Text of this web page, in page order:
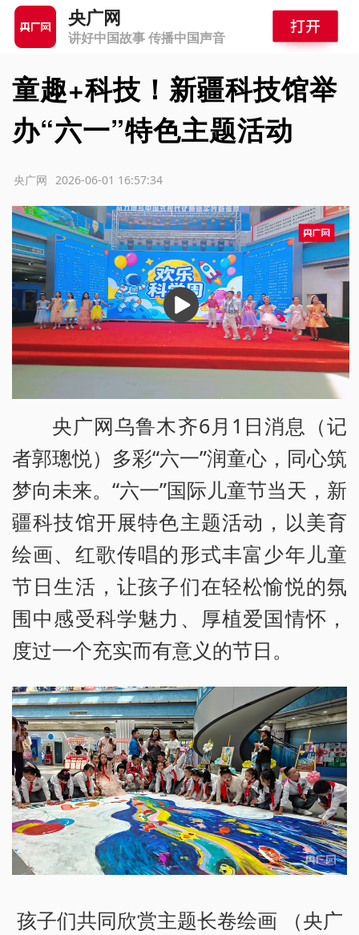
央广网
讲好中国故事 传播中国声音
童趣+科技！新疆科技馆举
办“六一”特色主题活动
2026-06-01 16:57:34
央广网
播
放
央广网乌鲁木齐6月1日消息（记
者郭璁悦）多彩“六一”润童心，同心筑
梦向未来。“六一”国际儿童节当天，新
疆科技馆开展特色主题活动，以美育
绘画、红歌传唱的形式丰富少年儿童
节日生活，让孩子们在轻松愉悦的氛
围中感受科学魅力、厚植爱国情怀，
度过一个充实而有意义的节日。
孩子们共同欣赏主题长卷绘画 （央广